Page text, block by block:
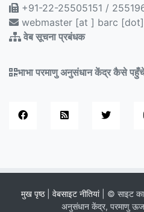
+91-22-25505151 /
webmaster [at ] barc
वेब सूचना प्रबंधक
भाभा परमाणु अनुसंधान केंद्र कैसे
मुख पृष्ठ| वेबसाइट नीतियां| © साइट का
अनुसंधान केंद्र, परमाणु